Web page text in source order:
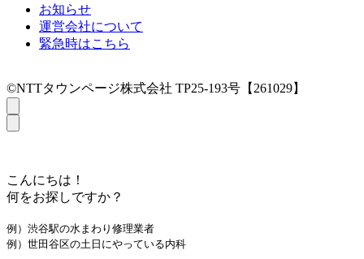
お知らせ
運営会社について
緊急時はこちら
©NTTタウンページ株式会社 TP25-193号【261029】
こんにちは！
何をお探しですか？
例）渋谷駅の水まわり修理業者
例）世田谷区の土日にやっている内科